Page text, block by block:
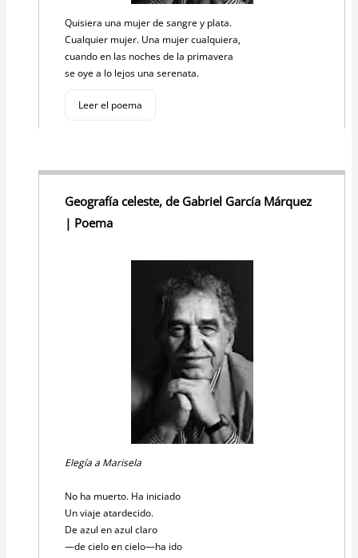
Quisiera una mujer de sangre y plata.
Cualquier mujer. Una mujer cualquiera,
cuando en las noches de la primavera
se oye a lo lejos una serenata.
Leer el poema
Geografía celeste, de Gabriel García Márquez
| Poema
Elegía a Marisela
No ha muerto. Ha iniciado
Un viaje atardecido.
De azul en azul claro
—de cielo en cielo—ha ido